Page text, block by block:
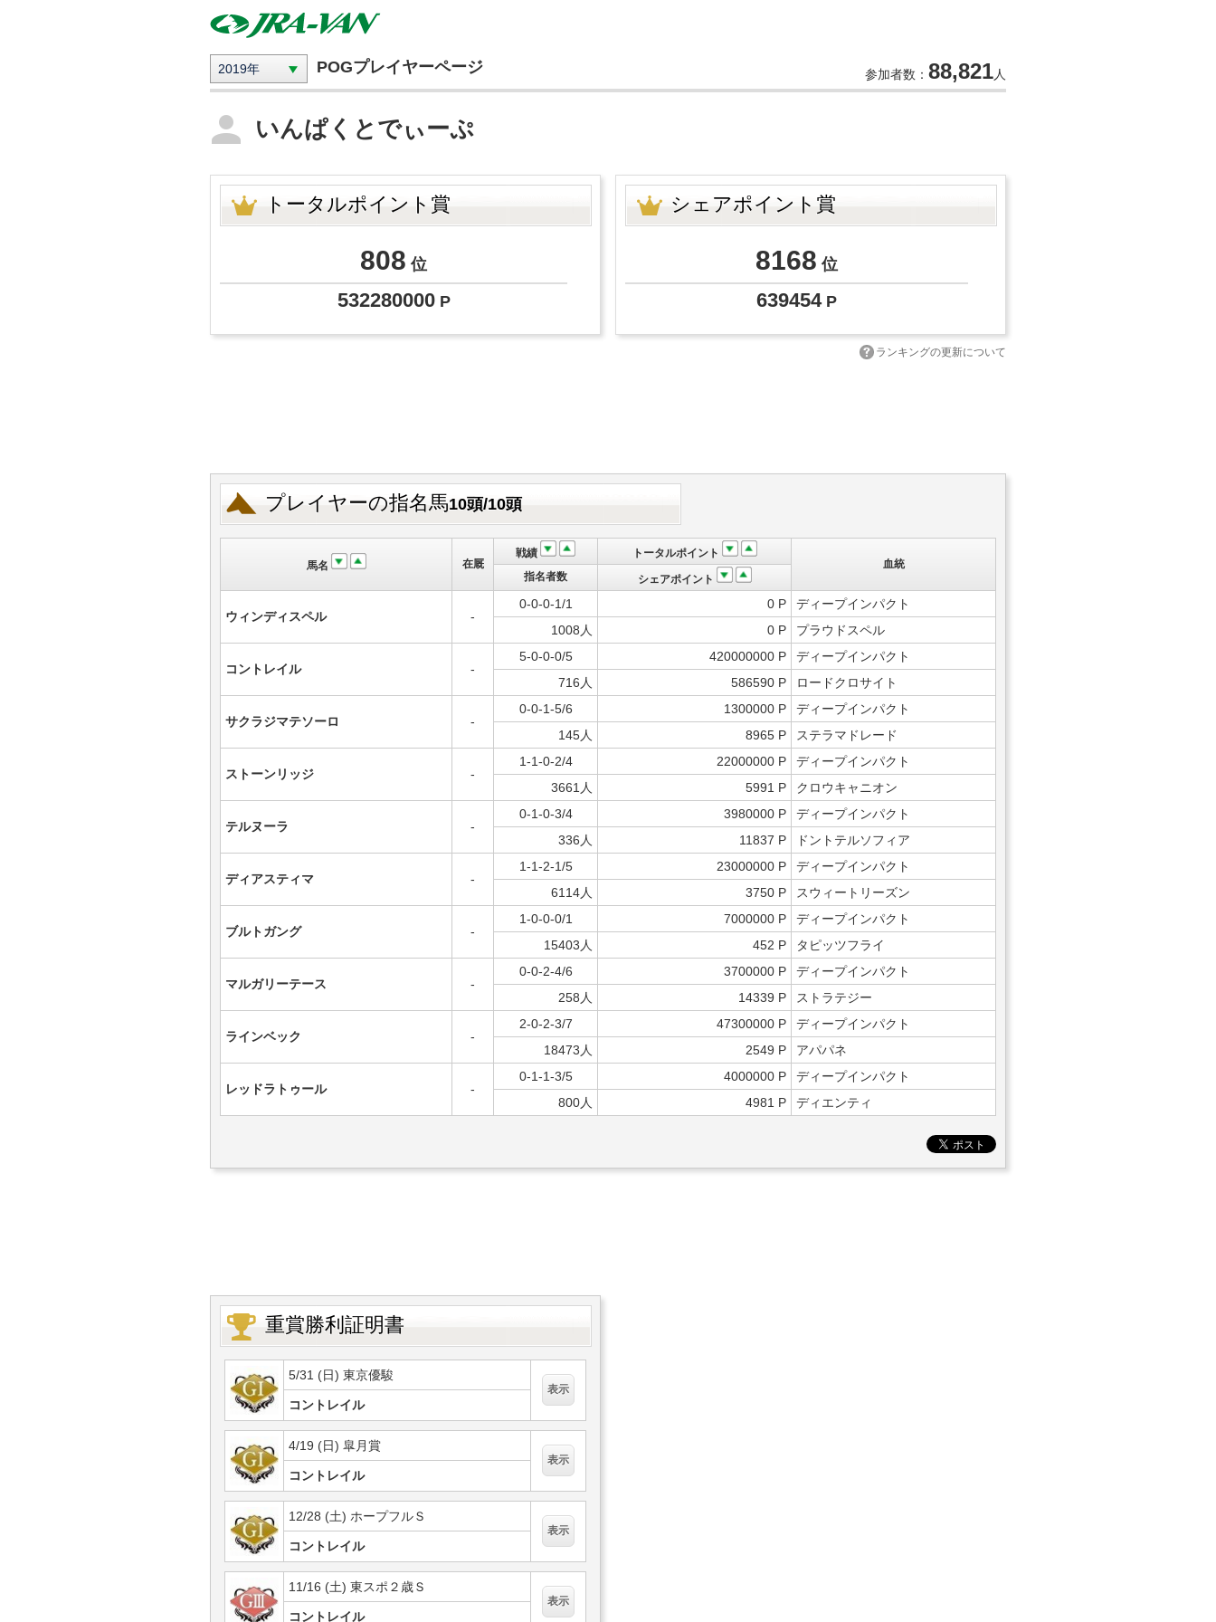
2019年 POGプレイヤーページ 参加者数： 88,821人
いんぱくとでぃーぷ
トータルポイント賞
808 位
532280000P
シェアポイント賞
8168 位
639454P
ランキングの更新について
プレイヤーの指名馬10頭/10頭
馬名 在厩
戦績
トータルポイント
血統
指名者数
シェアポイント
ウィンディスペル -
0-0-0-1/1 0 P
ディープインパクト
1008人
0 P プラウドスペル
コントレイル -
5-0-0-0/5 420000000 P
ディープインパクト
716人
586590 P ロードクロサイト
サクラジマテソーロ -
0-0-1-5/6 1300000 P
ディープインパクト
145人
8965 P ステラマドレード
ストーンリッジ -
1-1-0-2/4 22000000 P
ディープインパクト
3661人
5991 P クロウキャニオン
テルヌーラ -
0-1-0-3/4 3980000 P
ディープインパクト
336人
11837 P ドントテルソフィア
ディアスティマ -
1-1-2-1/5 23000000 P
ディープインパクト
6114人
3750 P スウィートリーズン
ブルトガング -
1-0-0-0/1 7000000 P
ディープインパクト
15403人
452 P タピッツフライ
マルガリーテース -
0-0-2-4/6 3700000 P
ディープインパクト
258人
14339 P ストラテジー
ラインベック -
2-0-2-3/7 47300000 P
ディープインパクト
18473人
2549 P アパパネ
レッドラトゥール -
0-1-1-3/5 4000000 P
ディープインパクト
800人
4981 P ディエンティ
重賞勝利証明書
5/31 (日) 東京優駿
コントレイル
4/19 (日) 皐月賞
コントレイル
12/28 (土) ホープフルＳ
コントレイル
11/16 (土) 東スポ２歳Ｓ
コントレイル